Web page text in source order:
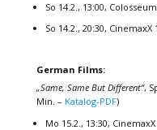
So 14.2., 13:00, Colosseum
So 14.2., 20:30, CinemaxX
German Films:
„Same, Same But Different“,
Min. – Katalog-PDF)
Mo 15.2., 13:30,